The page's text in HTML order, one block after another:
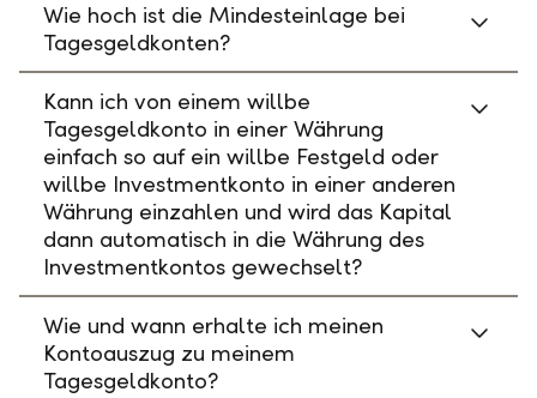
Wie hoch ist die Mindesteinlage bei
Tagesgeldkonten?
Kann ich von einem willbe
Tagesgeldkonto in einer Währung
einfach so auf ein willbe Festgeld oder
willbe Investmentkonto in einer anderen
Währung einzahlen und wird das Kapital
dann automatisch in die Währung des
Investmentkontos gewechselt?
Wie und wann erhalte ich meinen
Kontoauszug zu meinem
Tagesgeldkonto?